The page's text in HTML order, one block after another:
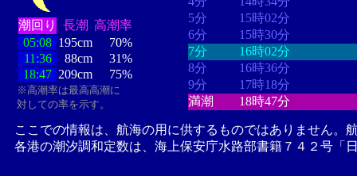
潮回り 長潮 高潮率
05:08 195cm
70%
11:36
88cm
31%
18:47 209cm 75%
※高潮率は最高高潮に
対しての率を示す。
5分
15時02分
6分
15時30分
7分
16時02分
8分
16時36分
9分
17時18分
満潮
18時47分
ここでの情報は、航海の用に供するものではありません。
各港の潮汐調和定数は、海上保安庁水路部書籍７４２号「